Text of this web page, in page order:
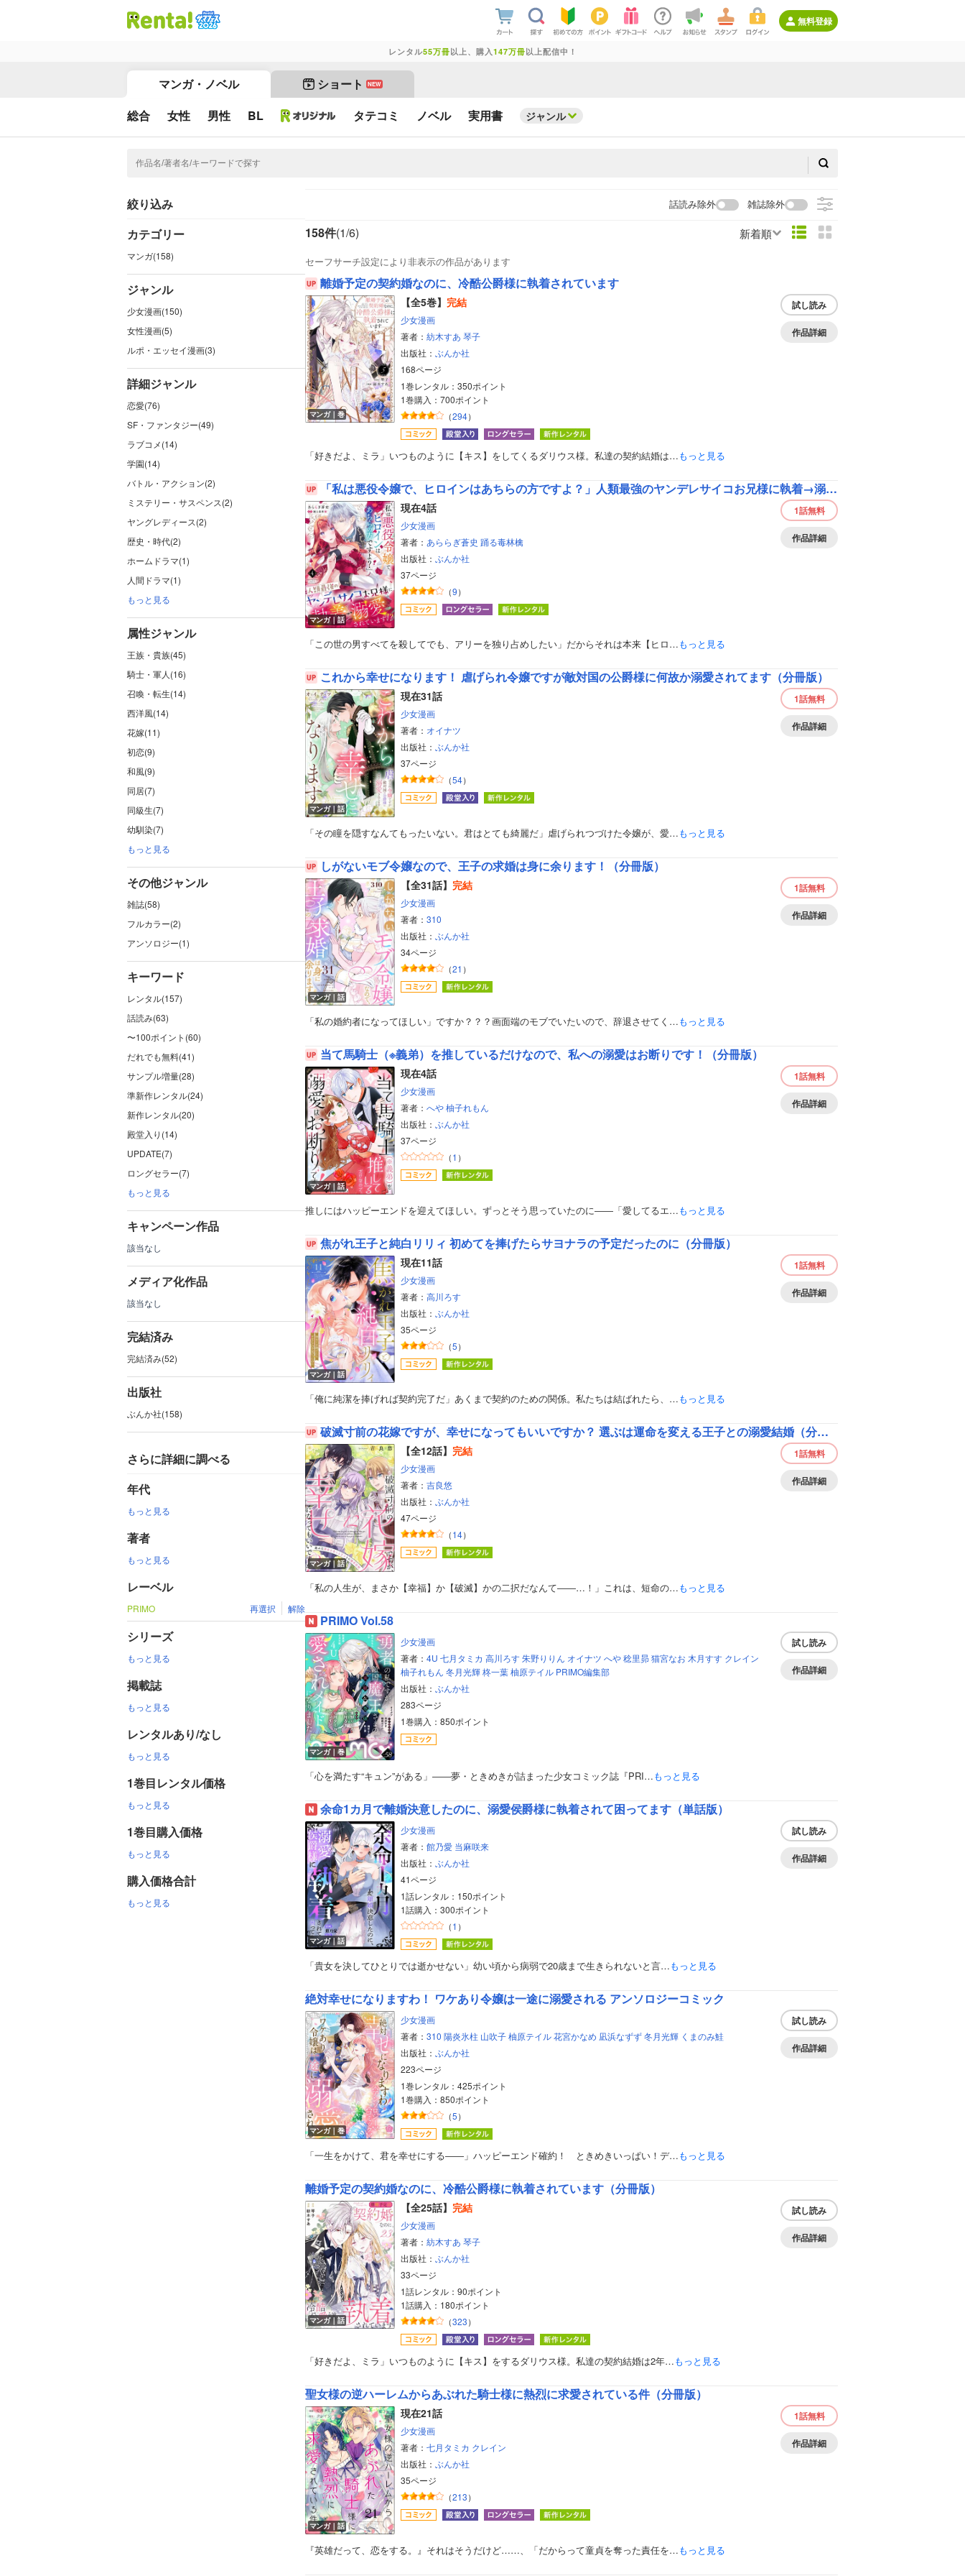
無料登録
レンタル55万冊以上、購入 147万冊以上配信中！
マンガ・ノベル ショート NEW
総合 女性 男性 BL タテコミ ノベル 実用書 ジャンル
絞り込み
カテゴリー
マンガ(158)
ジャンル
少女漫画(150)
女性漫画(5)
ルポ・エッセイ漫画(3)
詳細ジャンル
恋愛(76)
SF・ファンタジー(49)
ラブコメ(14)
学園(14)
バトル・アクション(2)
ミステリー・サスペンス(2)
ヤングレディース(2)
歴史・時代(2)
ホームドラマ(1)
人間ドラマ(1)
もっと見る
属性ジャンル
王族・貴族(45)
騎士・軍人(16)
召喚・転生(14)
西洋風(14)
花嫁(11)
初恋(9)
和風(9)
同居(7)
同級生(7)
幼馴染(7)
もっと見る
その他ジャンル
雑誌(58)
フルカラー(2)
アンソロジー(1)
キーワード
レンタル(157)
話読み(63)
〜100ポイント(60)
だれでも無料(41)
サンプル増量(28)
準新作レンタル(24)
新作レンタル(20)
殿堂入り(14)
UPDATE(7)
ロングセラー(7)
もっと見る
キャンペーン作品
該当なし
メディア化作品
該当なし
完結済み
完結済み(52)
出版社
ぶんか社(158)
さらに詳細に調べる
年代
もっと見る
著者
もっと見る
レーベル
PRIMO 再選択 解除
シリーズ
もっと見る
掲載誌
もっと見る
レンタルあり/なし
もっと見る
1巻目レンタル価格
もっと見る
1巻目購入価格
もっと見る
購入価格合計
もっと見る
話読み除外 雑誌除外
158件(1/6) 新着順
セーフサーチ設定により非表示の作品があります
ボーイズラブ
ティーンズラブ
美女・美少女
女性写真集
離婚予定の契約婚なのに、冷酷公爵様に執着されています
マンガ｜巻
【全5巻】 完結
少女漫画
著者： 紡木すあ 琴子
出版社： ぶんか社
168ページ
1巻レンタル：350ポイント
1巻購入：700ポイント
（294）
試し読み
作品詳細
「好きだよ、ミラ」いつものように【キス】をしてくるダリウス様。私達の契約結婚は…もっと見る
「私は悪役令嬢で、ヒロインはあちらの方ですよ？」人類最強のヤンデレサイコお兄様に執着→溺愛されています！？（分冊版）
マンガ｜話
現在4話
少女漫画
著者： あららぎ蒼史 踊る毒林檎
出版社： ぶんか社
37ページ
（9）
1話無料
作品詳細
「この世の男すべてを殺してでも、アリーを独り占めしたい」だからそれは本来【ヒロ…もっと見る
これから幸せになります！ 虐げられ令嬢ですが敵対国の公爵様に何故か溺愛されてます（分冊版）
マンガ｜話
現在31話
少女漫画
著者： オイナツ
出版社： ぶんか社
37ページ
（54）
1話無料
作品詳細
「その瞳を隠すなんてもったいない。君はとても綺麗だ」虐げられつづけた令嬢が、愛…もっと見る
しがないモブ令嬢なので、王子の求婚は身に余ります！（分冊版）
マンガ｜話
【全31話】 完結
少女漫画
著者： 310
出版社： ぶんか社
34ページ
（21 ）
1話無料
作品詳細
「私の婚約者になってほしい」ですか？？？画面端のモブでいたいので、辞退させてく…もっと見る
当て馬騎士（※義弟）を推しているだけなので、私への溺愛はお断りです！（分冊版）
マンガ｜話
現在4話
少女漫画
著者： へや 柚子れもん
出版社： ぶんか社
37ページ
（1 ）
1話無料
作品詳細
推しにはハッピーエンドを迎えてほしい。ずっとそう思っていたのに――「愛してるエ…もっと見る
焦がれ王子と純白リリィ 初めてを捧げたらサヨナラの予定だったのに（分冊版）
マンガ｜話
現在11話
少女漫画
著者： 高川ろす
出版社： ぶんか社
35ページ
（5）
1話無料
作品詳細
「俺に純潔を捧げれば契約完了だ」あくまで契約のための関係。私たちは結ばれたら、…もっと見る
破滅寸前の花嫁ですが、幸せになってもいいですか？ 選ぶは運命を変える王子との溺愛結婚（分冊版）
マンガ｜話
【全12話】 完結
少女漫画
著者： 吉良悠
出版社： ぶんか社
47ページ
（14）
1話無料
作品詳細
「私の人生が、まさか【幸福】か【破滅】かの二択だなんて――…！」これは、短命の…もっと見る
PRIMO Vol.58
マンガ｜巻
少女漫画
著者： 4U 七月タミカ 高川ろす 朱野りりん オイナツ へや 稔里昴 猫宮なお 木月すす クレイン
柚子れもん 冬月光輝 柊一葉 柚原テイル PRIMO編集部
出版社： ぶんか社
283ページ
1巻購入：850ポイント
試し読み
作品詳細
「心を満たす“キュン”がある」――夢・ときめきが詰まった少女コミック誌『PRI…もっと見る
余命1カ月で離婚決意したのに、溺愛侯爵様に執着されて困ってます（単話版）
マンガ｜話
少女漫画
著者： 館乃愛 当麻咲来
出版社： ぶんか社
41ページ
1話レンタル：150ポイント
1話購入：300ポイント
（1 ）
試し読み
作品詳細
「貴女を決してひとりでは逝かせない」幼い頃から病弱で20歳まで生きられないと言…もっと見る
絶対幸せになりますわ！ ワケあり令嬢は一途に溺愛される アンソロジーコミック
マンガ｜巻
少女漫画
著者： 310 陽炎氷柱 山吹子 柚原テイル 花宮かなめ 凪浜なずず 冬月光輝 くまのみ鮭
出版社： ぶんか社
223ページ
1巻レンタル：425ポイント
1巻購入：850ポイント
（5）
試し読み
作品詳細
「一生をかけて、君を幸せにする――」ハッピーエンド確約！ ときめきいっぱい！デ…もっと見る
離婚予定の契約婚なのに、冷酷公爵様に執着されています（分冊版）
マンガ｜話
【全25話】 完結
少女漫画
著者： 紡木すあ 琴子
出版社： ぶんか社
33ページ
1話レンタル：90ポイント
1話購入：180ポイント
（323）
試し読み
作品詳細
「好きだよ、ミラ」いつものように【キス】をするダリウス様。私達の契約結婚は2年…もっと見る
聖女様の逆ハーレムからあぶれた騎士様に熱烈に求愛されている件（分冊版）
マンガ｜話
現在21話
少女漫画
著者： 七月タミカ クレイン
出版社： ぶんか社
35ページ
（213）
1話無料
作品詳細
『英雄だって、恋をする。』それはそうだけど……、「だからって童貞を奪った責任を…もっと見る